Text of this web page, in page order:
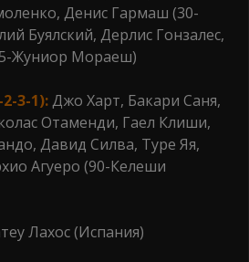
Денис Гармаш (30-
Буялский, Дерлис Гонзалес,
Жуниор Мораеш)
3-1):Джо Харт, Бакари Саня,
Отаменди, Гаел Клиши,
Давид Силва, Туре Яя,
Агуеро (90-Келеши
Лахос (Испания)